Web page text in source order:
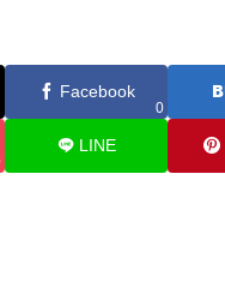
Facebook
0
LINE